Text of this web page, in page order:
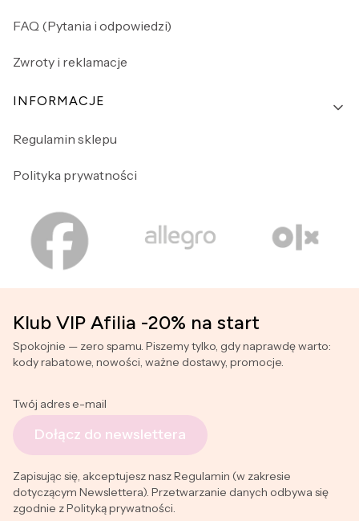
FAQ (Pytania i odpowiedzi)
Zwroty i reklamacje
INFORMACJE
Regulamin sklepu
Polityka prywatności
Klub VIP Afilia -20% na start
Spokojnie — zero spamu. Piszemy tylko, gdy naprawdę warto:
kody rabatowe, nowości, ważne dostawy, promocje.
Twój adres e-mail
Dołącz do newslettera
Zapisując się, akceptujesz nasz Regulamin (w zakresie
dotyczącym Newslettera). Przetwarzanie danych odbywa się
zgodnie z Polityką prywatności.